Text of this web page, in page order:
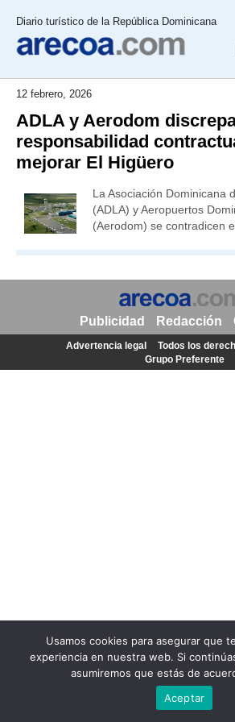
Diario turístico de la República Dominicana
12 febrero, 2026
ADLA y Aerodom
responsabilidad
mejorar El Higüero
La Asociación Dominicana
(ADLA) y Aeropuertos
(Aerodom) se contradicen
Usamos cookies para asegurar que
experiencia en nuestra web. Si
asumiremos que estás de
Aceptar
Publicidad Redacción
Advertencia legal
Todos los
Grupo Preferente